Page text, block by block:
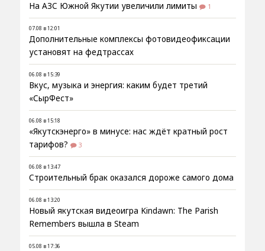
На АЗС Южной Якутии увеличили лимиты 1
07.08 в 12:01
Дополнительные комплексы фотовидеофиксации
установят на федтрассах
06.08 в 15:39
Вкус, музыка и энергия: каким будет третий
«СырФест»
06.08 в 15:18
«Якутскэнерго» в минусе: нас ждёт кратный рост
тарифов?
3
06.08 в 13:47
Строительный брак оказался дороже самого дома
06.08 в 13:20
Новый якутская видеоигра Kindawn: The Parish
Remembers вышла в Steam
05.08 в 17:36